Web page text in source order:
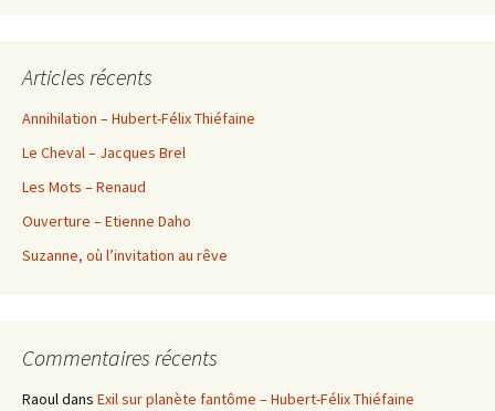
Articles récents
Annihilation – Hubert-Félix Thiéfaine
Le Cheval – Jacques Brel
Les Mots – Renaud
Ouverture – Etienne Daho
Suzanne, où l’invitation au rêve
Commentaires récents
Raouldans Exil sur planète fantôme – Hubert-Félix Thiéfaine